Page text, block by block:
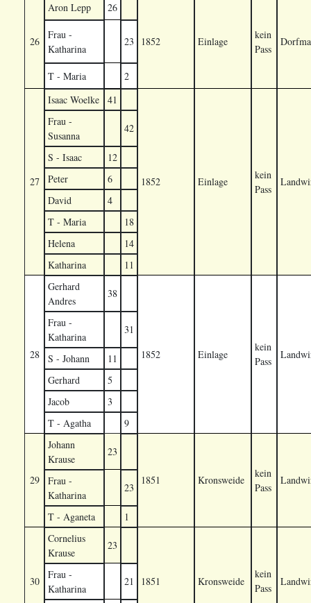
26
Aron Lepp 26
1852 Einlage
kein
Pass
Frau -
Katharina
23
T - Maria 2
27
Isaac Woelke 41
1852 Einlage
kein
Pass
Frau -
Susanna
42
S - Isaac
12
Peter
6
David
4
T - Maria
18
Helena
14
Katharina
11
28
Gerhard
Andres
38
1852 Einlage
kein
Pass
Frau -
Katharina
31
S - Johann
11
Gerhard
5
Jacob
3
T - Agatha
9
29
Johann
Krause
23
1851 Kronsweide
kein
Pass
Frau -
Katharina
23
T - Aganeta 1
30
Cornelius
Krause
23
1851 Kronsweide
kein
Pass
Frau -
Katharina
21